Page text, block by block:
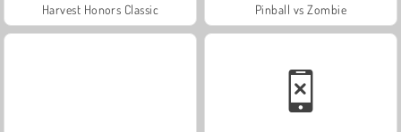
Harvest Honors Classic Pinball vs Zombie